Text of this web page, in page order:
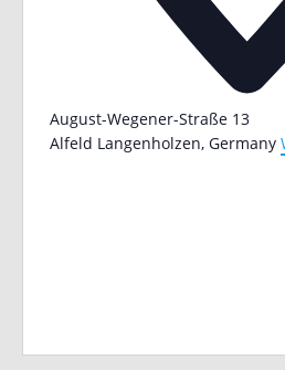
August-Wegener-Straße 13
Alfeld Langenholzen, Germany